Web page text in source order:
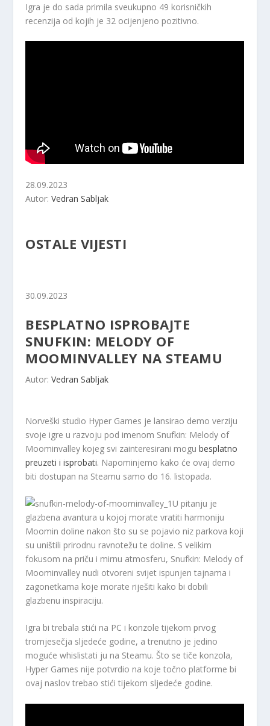
Igra je do sada primila sveukupno 49 korisničkih
recenzija od kojih je 32 ocijenjeno pozitivno.
28.09.2023
Autor:Vedran Sabljak
OSTALE VIJESTI
30.09.2023
BESPLATNO ISPROBAJTE
SNUFKIN: MELODY OF
MOOMINVALLEY NA STEAMU
Autor:Vedran Sabljak
Norveški studio Hyper Games je lansirao demo verziju
svoje igre u razvoju pod imenom Snufkin: Melody of
Moominvalley kojeg svi zainteresirani mogubesplatno
preuzeti i isprobati. Napominjemo kako će ovaj demo
biti dostupan na Steamu samo do 16. listopada.
U pitanju je
glazbena avantura u kojoj morate vratiti harmoniju
Moomin doline nakon što su se pojavio niz parkova koji
su uništili prirodnu ravnotežu te doline. S velikim
fokusom na priču i mirnu atmosferu, Snufkin: Melody of
Moominvalley nudi otvoreni svijet ispunjen tajnama i
zagonetkama koje morate riješiti kako bi dobili
glazbenu inspiraciju.
Igra bi trebala stići na PC i konzole tijekom prvog
tromjesečja sljedeće godine, a trenutno je jedino
moguće whislistati ju na Steamu. Što se tiče konzola,
Hyper Games nije potvrdio na koje točno platforme bi
ovaj naslov trebao stići tijekom sljedeće godine.